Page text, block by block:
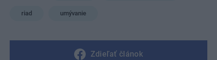
riad umývanie
Zdieľať článok